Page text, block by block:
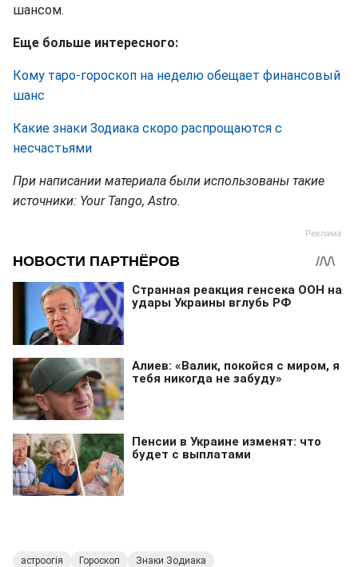
шансом.
Еще больше интересного:
Кому таро-гороскоп на неделю обещает финансовый
шанс
Какие знаки Зодиака скоро распрощаются с
несчастьями
При написании материала были использованы такие
источники: Your Tango, Astro.
астроогія Гороскоп Знаки Зодиака